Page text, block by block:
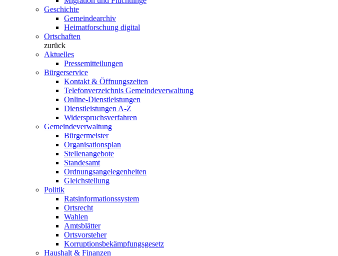
Geschichte
Gemeindearchiv
Heimatforschung digital
Ortschaften
zurück
Aktuelles
Pressemitteilungen
Bürgerservice
Kontakt & Öffnungszeiten
Telefonverzeichnis Gemeindeverwaltung
Online-Dienstleistungen
Dienstleistungen A-Z
Widerspruchsverfahren
Gemeindeverwaltung
Bürgermeister
Organisationsplan
Stellenangebote
Standesamt
Ordnungsangelegenheiten
Gleichstellung
Politik
Ratsinformationssystem
Ortsrecht
Wahlen
Amtsblätter
Ortsvorsteher
Korruptionsbekämpfungsgesetz
Haushalt & Finanzen